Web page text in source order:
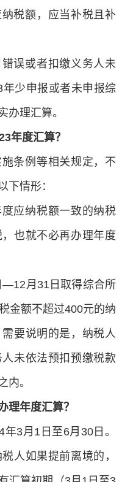
税额，应当补税且补
误或者扣缴义务人未
少申报或者未申报综
办理汇算。
年度汇算？
条例等相关规定，不
下情形：
应纳税额一致的纳税
也就不必再办理年度
—12月31日取得综合所
金额不超过400元的纳
要说明的是，纳税人
未依法预扣预缴税款
内。
理年度汇算？
3月1日至6月30日。
人如果提前离境的，